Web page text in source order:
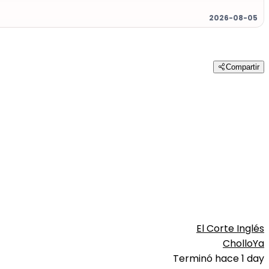
2026-08-05
Compartir
El Corte Inglés
CholloYa
Terminó hace 1 day